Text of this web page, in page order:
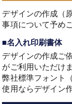
級
ボ
ル
ペ
ン
販
売
「P
デザインの作成（
事項について予め
■名入れ印刷書体
デザインの作成ご
がご利用いただけま
弊社標準フォント
使用ならデザイン